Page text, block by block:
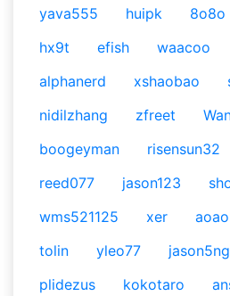
yava555
huipk 8o8o
hx9t
efish waacoo
alphanerd
xshaobao
nidilzhang
zfreet
boogeyman
risensun32
reed077
jason123
wms521125
xer
tolin
yleo77
plidezus
kokotaro